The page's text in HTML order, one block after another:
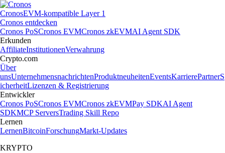
CronosEVM-kompatible Layer 1
Cronos entdecken
Cronos PoSCronos EVMCronos zkEVMAI Agent SDK
Erkunden
AffiliateInstitutionenVerwahrung
Crypto.com
Über
unsUnternehmensnachrichtenProduktneuheitenEventsKarrierePartnerS
icherheitLizenzen & Registrierung
Entwickler
Cronos PoSCronos EVMCronos zkEVMPay SDKAI Agent
SDKMCP ServersTrading Skill Repo
Lernen
LernenBitcoinForschungMarkt-Updates
KRYPTO